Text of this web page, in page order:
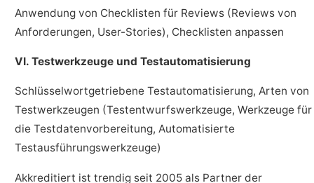
Anwendung von Checklisten für Reviews (Reviews von
Anforderungen, User-Stories), Checklisten anpassen
VI. Testwerkzeuge und Testautomatisierung
Schlüsselwortgetriebene Testautomatisierung, Arten von
Testwerkzeugen (Testentwurfswerkzeuge, Werkzeuge für
die Testdatenvorbereitung, Automatisierte
Testausführungswerkzeuge)
Akkreditiert ist trendig seit 2005 als Partner der